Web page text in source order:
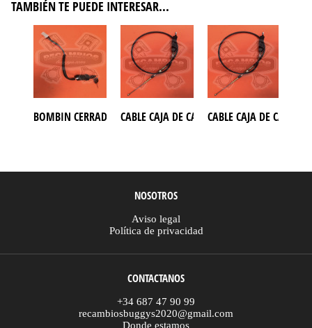
TAMBIÉN TE PUEDE INTERESAR...
BOMBIN CERRADURA CON LLAVES MODELO 4 CABLES PARA ATV
CABLE CAJA DE CAMBIO BUGGY GOKA 650
CABLE CAJA DE
NOSOTROS
Aviso legal
Política de privacidad
CONTACTANOS
+34 687 47 90 99
recambiosbuggys2020@gmail.com
Donde estamos